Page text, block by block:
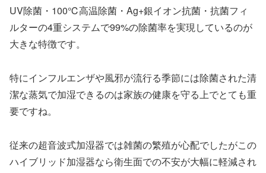
UV除菌・100℃高温除菌・Ag+銀イオン抗菌・抗菌フィ
ルターの4重システムで99%の除菌率を実現しているのが
大きな特徴です。
特にインフルエンザや風邪が流行る季節には除菌された清
潔な蒸気で加湿できるのは家族の健康を守る上でとても重
要ですね。
従来の超音波式加湿器では雑菌の繁殖が心配でしたがこの
ハイブリッド加湿器なら衛生面での不安が大幅に軽減され